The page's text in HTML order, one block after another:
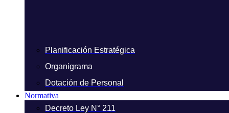
Planificación Estratégica
Organigrama
Dotación de Personal
Normativa
Decreto Ley N° 211